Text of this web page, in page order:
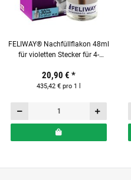
FELIWAY® Nachfüllflakon 48ml
für violetten Stecker für 4-
20,90 € *
435,42 € pro 1 l